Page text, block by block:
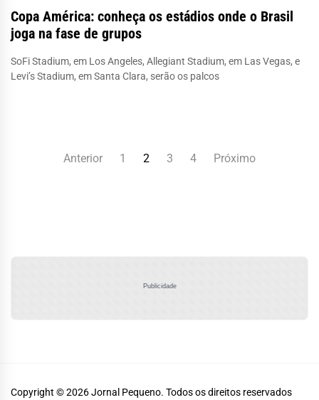
Copa América: conheça os estádios onde o Brasil
joga na fase de grupos
SoFi Stadium, em Los Angeles, Allegiant Stadium, em Las Vegas, e
Levi’s Stadium, em Santa Clara, serão os palcos
Paginação
Anterior 1 2 3 4 Próximo
Publicidade
Copyright © 2026Jornal Pequeno. Todos os direitos reservados